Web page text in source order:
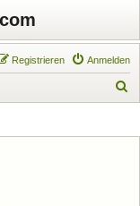
Anmelden
Registrieren